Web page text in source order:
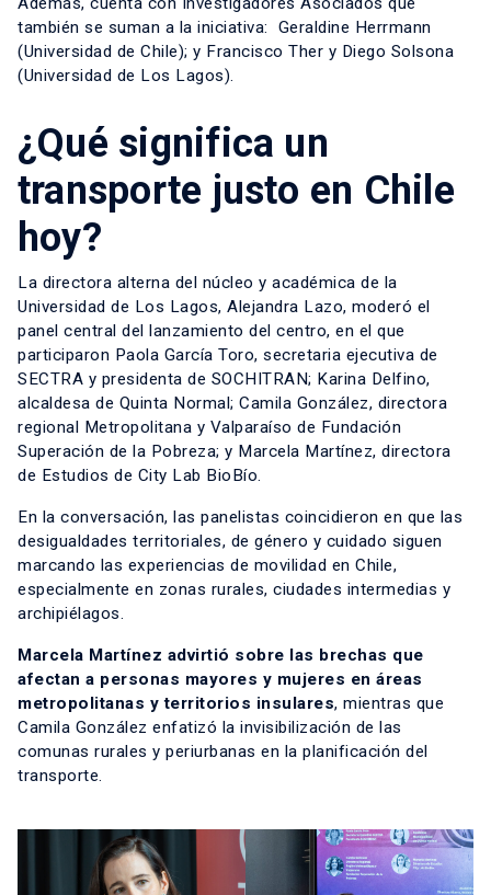
también se suman a la iniciativa: Geraldine Herrmann
(Universidad de Chile); y Francisco Ther y Diego Solsona
(Universidad de Los Lagos).
¿Qué significa un
transporte justo en Chile
hoy?
La directora alterna del núcleo y académica de la
Universidad de Los Lagos, Alejandra Lazo, moderó el
panel central del lanzamiento del centro, en el que
participaron Paola García Toro, secretaria ejecutiva de
SECTRA y presidenta de SOCHITRAN; Karina Delfino,
alcaldesa de Quinta Normal; Camila González, directora
regional Metropolitana y Valparaíso de Fundación
Superación de la Pobreza; y Marcela Martínez, directora
de Estudios de City Lab BioBío.
En la conversación, las panelistas coincidieron en que las
desigualdades territoriales, de género y cuidado siguen
marcando las experiencias de movilidad en Chile,
especialmente en zonas rurales, ciudades intermedias y
archipiélagos.
Marcela Martínez advirtió sobre las brechas que
afectan a personas mayores y mujeres en áreas
metropolitanas y territorios insulares, mientras que
Camila González enfatizó la invisibilización de las
comunas rurales y periurbanas en la planificación del
transporte.